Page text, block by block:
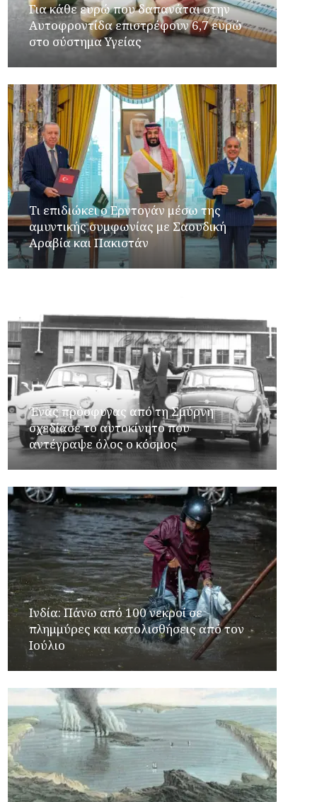
Για κάθε ευρώ που δαπανάται στην
Aυτοφροντίδα επιστρέφουν 6,7 ευρώ
στο σύστημα Υγείας
Τι επιδιώκει ο Ερντογάν μέσω της
αμυντικής συμφωνίας με Σαουδική
Αραβία και Πακιστάν
Ένας πρόσφυγας από τη Σμύρνη
σχεδίασε το αυτοκίνητο που
αντέγραψε όλος ο κόσμος
Ινδία: Πάνω από 100 νεκροί σε
πλημμύρες και κατολισθήσεις από τον
Ιούλιο